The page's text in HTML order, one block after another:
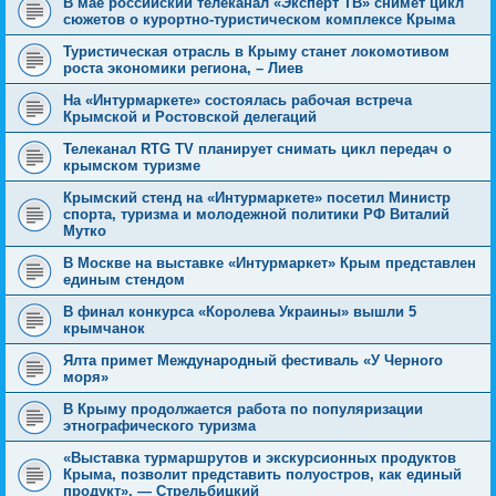
сюжетов о курортно-туристическом комплексе Крыма
Туристическая отрасль в Крыму станет локомотивом
роста экономики региона, – Лиев
На «Интурмаркете» состоялась рабочая встреча
Крымской и Ростовской делегаций
Телеканал RTG TV планирует снимать цикл передач о
крымском туризме
Крымский стенд на «Интурмаркете» посетил Министр
спорта, туризма и молодежной политики РФ Виталий
Мутко
В Москве на выставке «Интурмаркет» Крым представлен
единым стендом
В финал конкурса «Королева Украины» вышли 5
крымчанок
Ялта примет Международный фестиваль «У Черного
моря»
В Крыму продолжается работа по популяризации
этнографического туризма
«Выставка турмаршрутов и экскурсионных продуктов
Крыма, позволит представить полуостров, как единый
продукт», — Стрельбицкий